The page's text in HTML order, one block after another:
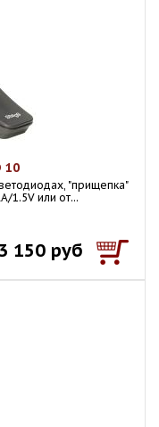
10
"прищепка"
1.5V или от...
3 150 руб